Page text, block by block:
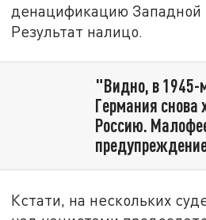
денацификацию Западной
Результат налицо.
"Видно, в
Германия снова
Россию.
Кстати, на нескольких